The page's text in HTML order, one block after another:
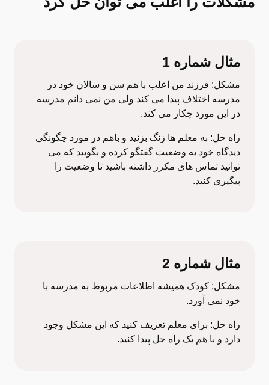
مثال شماره 1
مشکل: فرزند من اعلب با هم سن و سالان خود در
مدرسه اختلاف پیدا می کند ولی من نمی دانم مدرسه
در این مورد چکار می کند.
راه حل: به معلم ها زنگ بزنید و باهم در مورد چگونگی
دیدگاه خود به وضعیت گفتگو کرده و بگویید که می
توانید تماس های مکرر داشته باشید تا وضعیت را
پیگیری کنید.
مثال شماره 2
مشکل: کودک همیشه اطلاعات مربوط به مدرسه با
خود نمی آورد.
راه حل: برای معلم تعریف کنید که این مشکل وجود
دارد و با هم یک راه حل پیدا کنید.